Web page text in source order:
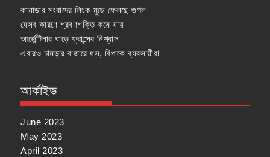
কানাডার সংবাদের লিংক মুছে ফেলছে গুগল
যেসব কারণে শ্রবণশক্তি কমে যায়
আর্জেন্টিনার ঘাড়ে ফ্রান্সের নিশ্বাস
এবারও চামড়ার বাজারে ধস, বিপাকে ব্যবসায়ীরা
আর্কাইভ
June 2023
May 2023
April 2023